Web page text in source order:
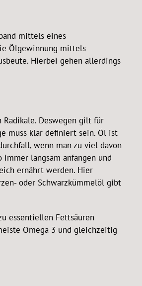
mittels eines
Ölgewinnung mittels
Hierbei gehen allerdings
Deswegen gilt für
muss klar definiert sein. Öl ist
wenn man zu viel davon
langsam anfangen und
ernährt werden. Hier
oder Schwarzkümmelöl gibt
essentiellen Fettsäuren
Omega 3 und gleichzeitig